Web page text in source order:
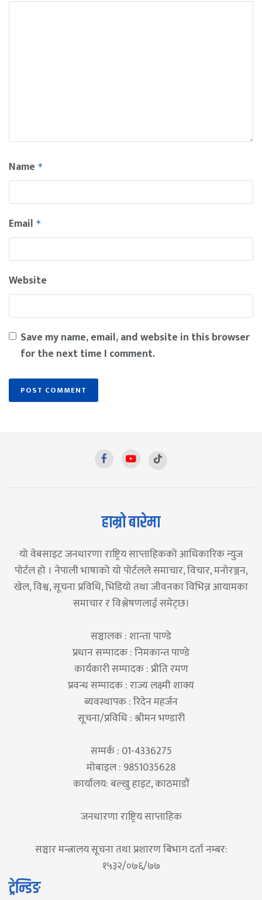
Name *
Email *
Website
Save my name, email, and website in this browser
for the next time I comment.
हाम्रो बारेमा
यो वेबसाइट जनधारणा राष्ट्रिय साप्ताहिकको आधिकारिक न्युज
पोर्टल हो । नेपाली भाषाको यो पोर्टलले समाचार, विचार, मनोरञ्जन,
खेल, विश्व, सूचना प्रविधि, भिडियो तथा जीवनका विभिन्न आयामका
समाचार र विश्लेषणलाई समेट्छ।
सञ्चालक : शान्ता पाण्डे
प्रधान सम्पादक : निमकान्त पाण्डे
कार्यकारी सम्पादक : प्रीति रमण
प्रवन्ध सम्पादक : राज्य लक्ष्मी शाक्य
ब्यवस्थापक : रिदेन महर्जन
सूचना/प्रविधि : श्रीमन भण्डारी
सम्पर्क : 01-4336275
मोबाइल : 9851035628
कार्यालय: बल्खु हाइट, काठमाडौं
जनधारणा राष्ट्रिय साप्ताहिक
सञ्चार मन्त्रालय सूचना तथा प्रशारण बिभाग दर्ता नम्बर:
१५३२/०७६/७७
ट्रेन्डिङ